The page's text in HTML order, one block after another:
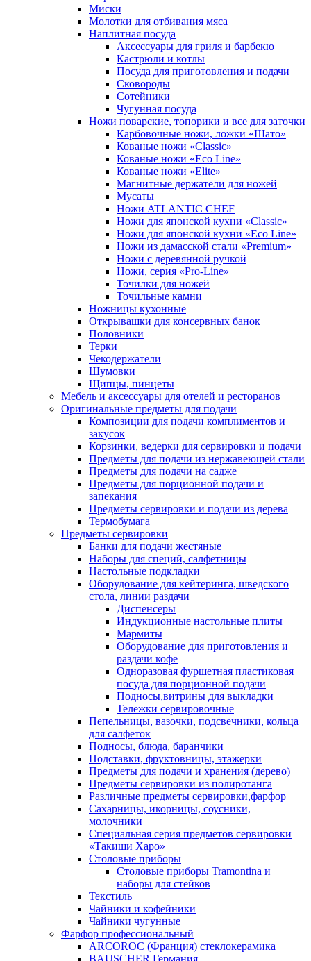
Миски
Молотки для отбивания мяса
Наплитная посуда
Аксессуары для гриля и барбекю
Кастрюли и котлы
Посуда для приготовления и подачи
Сковороды
Сотейники
Чугунная посуда
Ножи поварские, топорики и все для заточки
Карбовочные ножи, ложки «Шато»
Кованые ножи «Classic»
Кованые ножи «Eco Line»
Кованые ножи «Elite»
Магнитные держатели для ножей
Мусаты
Ножи ATLANTIC CHEF
Ножи для японской кухни «Classic»
Ножи для японской кухни «Eco Line»
Ножи из дамасской стали «Premium»
Ножи с деревянной ручкой
Ножи, серия «Pro-Line»
Точилки для ножей
Точильные камни
Ножницы кухонные
Открывашки для консервных банок
Половники
Терки
Чекодержатели
Шумовки
Щипцы, пинцеты
Мебель и аксессуары для отелей и ресторанов
Оригинальные предметы для подачи
Композиции для подачи комплиментов и
закусок
Корзинки, ведерки для сервировки и подачи
Предметы для подачи из нержавеющей стали
Предметы для подачи на садже
Предметы для порционной подачи и
запекания
Предметы сервировки и подачи из дерева
Термобумага
Предметы сервировки
Банки для подачи жестяные
Наборы для специй, салфетницы
Настольные подкладки
Оборудование для кейтеринга, шведского
стола, линии раздачи
Диспенсеры
Индукционные настольные плиты
Мармиты
Оборудование для приготовления и
раздачи кофе
Одноразовая фуршетная пластиковая
посуда для порционной подачи
Подносы,витрины для выкладки
Тележки сервировочные
Пепельницы, вазочки, подсвечники, кольца
для салфеток
Подносы, блюда, баранчики
Подставки, фруктовницы, этажерки
Предметы для подачи и хранения (дерево)
Предметы сервировки из полиротанга
Различные предметы сервировки,фарфор
Сахарницы, икорницы, соусники,
молочники
Специальная серия предметов сервировки
«Такиши Харо»
Столовые приборы
Столовые приборы Trаmоntina и
наборы для стейков
Текстиль
Чайники и кофейники
Чайники чугунные
Фарфор профессиональный
ARCOROC (Франция) стеклокерамика
BAUSCHER Германия